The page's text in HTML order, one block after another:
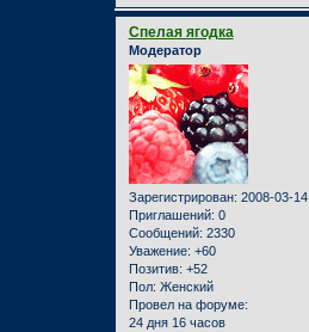
Спелая ягодка
Модератор
Зарегистрирован: 2008-03-14
Приглашений: 0
Сообщений: 2330
Уважение: +60
Позитив: +52
Пол: Женский
Провел на форуме:
24 дня 16 часов